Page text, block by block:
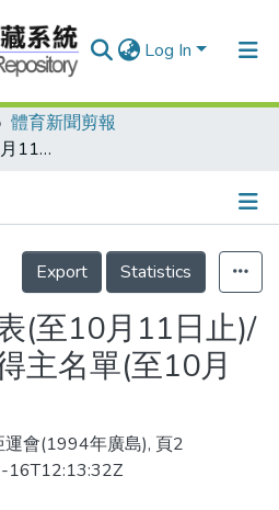
Log In
體育新聞剪報
亞運獎牌統計表(至10月11日止)/廣島亞運獎牌得主名單(至10月11日止)
Details
Export
Statistics
(至10月11日止)/
主名單(至10月
運會(1994年廣島), 頁2